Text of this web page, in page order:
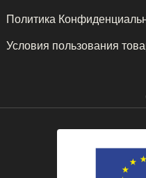
Политика
Условия пользования